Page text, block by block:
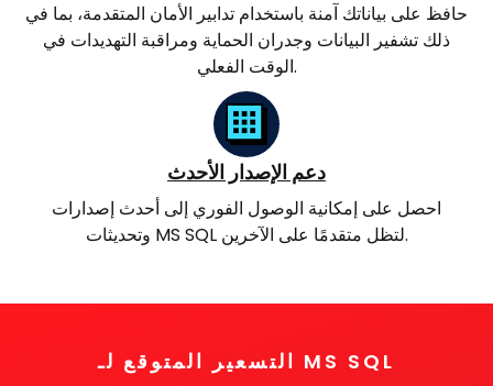
حافظ على بياناتك آمنة باستخدام تدابير الأمان المتقدمة، بما في
ذلك تشفير البيانات وجدران الحماية ومراقبة التهديدات في
الوقت الفعلي.
دعم الإصدار الأحدث
احصل على إمكانية الوصول الفوري إلى أحدث إصدارات
وتحديثات MS SQL لتظل متقدمًا على الآخرين.
التسعير المتوقع لـ MS SQL